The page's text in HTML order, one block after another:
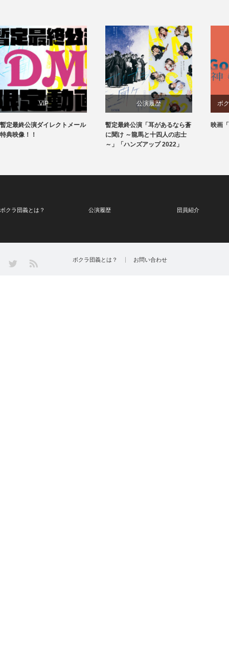
トメール
公演履歴
暫定最終公演「耳があるなら蒼
に聞け ～龍馬と十四人の志士
～」「ハンズアップ 2022」
ボクラ団義からのお知
映画「神ミタイナ時間」
ボクラ団義とは？ 公演履歴 団員紹介
Twitter ボクラ団義とは？ お問い合わせ